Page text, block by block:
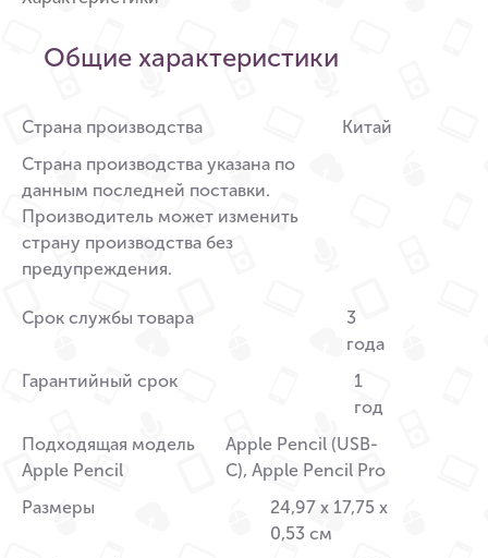
Общие характеристики
Страна производства
Страна производства указана по
данным последней поставки.
Производитель может изменить
страну производства без
предупреждения.
Китай
Срок службы товара
3
года
Гарантийный срок
1
год
Подходящая модель
Apple Pencil
Apple Pencil (USB-
C), Apple Pencil Pro
Размеры
24,97 x 17,75 x
0,53 см